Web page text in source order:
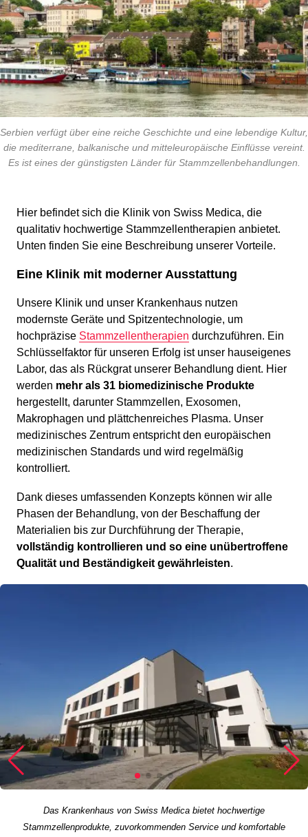
Serbien verfügt über eine reiche Geschichte und eine lebendige Kultur,
die mediterrane, balkanische und mitteleuropäische Einflüsse vereint.
Es ist eines der günstigsten Länder für Stammzellenbehandlungen.
Hier befindet sich die Klinik von Swiss Medica, die
qualitativ hochwertige Stammzellentherapien anbietet.
Unten finden Sie eine Beschreibung unserer Vorteile.
Eine Klinik mit moderner Ausstattung
Unsere Klinik und unser Krankenhaus nutzen
modernste Geräte und Spitzentechnologie, um
hochpräzise Stammzellentherapien durchzuführen. Ein
Schlüsselfaktor für unseren Erfolg ist unser hauseigenes
Labor, das als Rückgrat unserer Behandlung dient. Hier
werden mehr als 31 biomedizinische Produkte
hergestellt, darunter Stammzellen, Exosomen,
Makrophagen und plättchenreiches Plasma. Unser
medizinisches Zentrum entspricht den europäischen
medizinischen Standards und wird regelmäßig
kontrolliert.
Dank dieses umfassenden Konzepts können wir alle
Phasen der Behandlung, von der Beschaffung der
Materialien bis zur Durchführung der Therapie,
vollständig kontrollieren und so eine unübertroffene
Qualität und Beständigkeit gewährleisten.
Das Krankenhaus von Swiss Medica bietet hochwertige
Stammzellenprodukte, zuvorkommenden Service und komfortable